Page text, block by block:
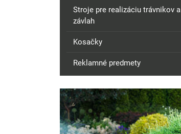
Stroje pre realizáciu trávnikov a
závlah
Kosačky
Reklamné predmety